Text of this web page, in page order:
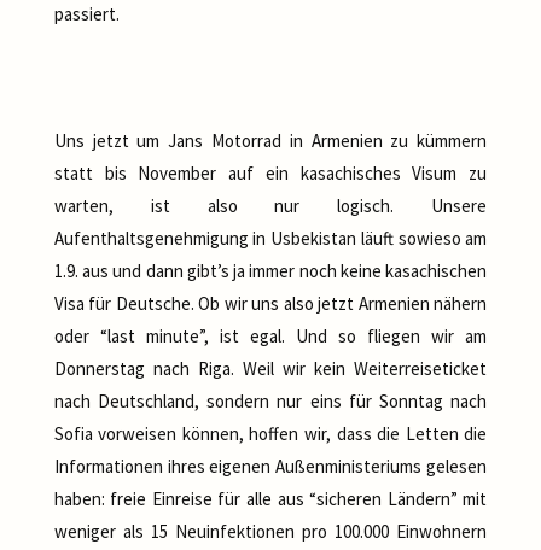
passiert.
Uns jetzt um Jans Motorrad in Armenien zu kümmern
statt bis November auf ein kasachisches Visum zu
warten, ist also nur logisch. Unsere
Aufenthaltsgenehmigung in Usbekistan läuft sowieso am
1.9. aus und dann gibt’s ja immer noch keine kasachischen
Visa für Deutsche. Ob wir uns also jetzt Armenien nähern
oder “last minute”, ist egal. Und so fliegen wir am
Donnerstag nach Riga. Weil wir kein Weiterreiseticket
nach Deutschland, sondern nur eins für Sonntag nach
Sofia vorweisen können, hoffen wir, dass die Letten die
Informationen ihres eigenen Außenministeriums gelesen
haben: freie Einreise für alle aus “sicheren Ländern” mit
weniger als 15 Neuinfektionen pro 100.000 Einwohnern